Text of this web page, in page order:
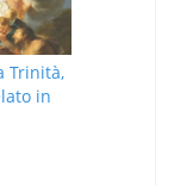
Trinità,
in